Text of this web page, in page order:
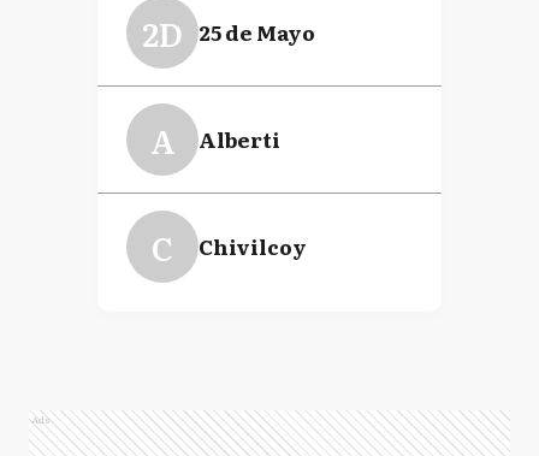
2D 25 de Mayo
A Alberti
C Chivilcoy
Ads